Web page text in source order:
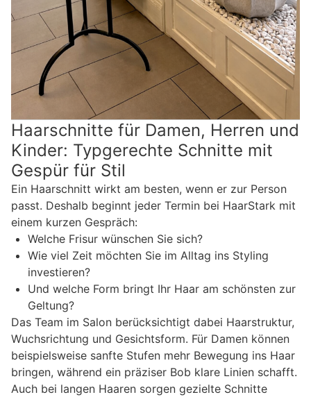
Haarschnitte für Damen, Herren und
Kinder: Typgerechte Schnitte mit
Gespür für Stil
Ein Haarschnitt wirkt am besten, wenn er zur Person
passt. Deshalb beginnt jeder Termin bei HaarStark mit
einem kurzen Gespräch:
Welche Frisur wünschen Sie sich?
Wie viel Zeit möchten Sie im Alltag ins Styling
investieren?
Und welche Form bringt Ihr Haar am schönsten zur
Geltung?
Das Team im Salon berücksichtigt dabei Haarstruktur,
Wuchsrichtung und Gesichtsform. Für Damen können
beispielsweise sanfte Stufen mehr Bewegung ins Haar
bringen, während ein präziser Bob klare Linien schafft.
Auch bei langen Haaren sorgen gezielte Schnitte